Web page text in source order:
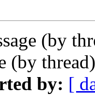
(by
(by
by: [